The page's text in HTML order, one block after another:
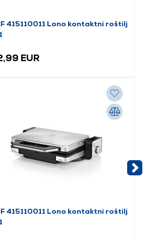
415110011 Lono kontaktni roštilj
EUR
415110011 Lono kontaktni roštilj